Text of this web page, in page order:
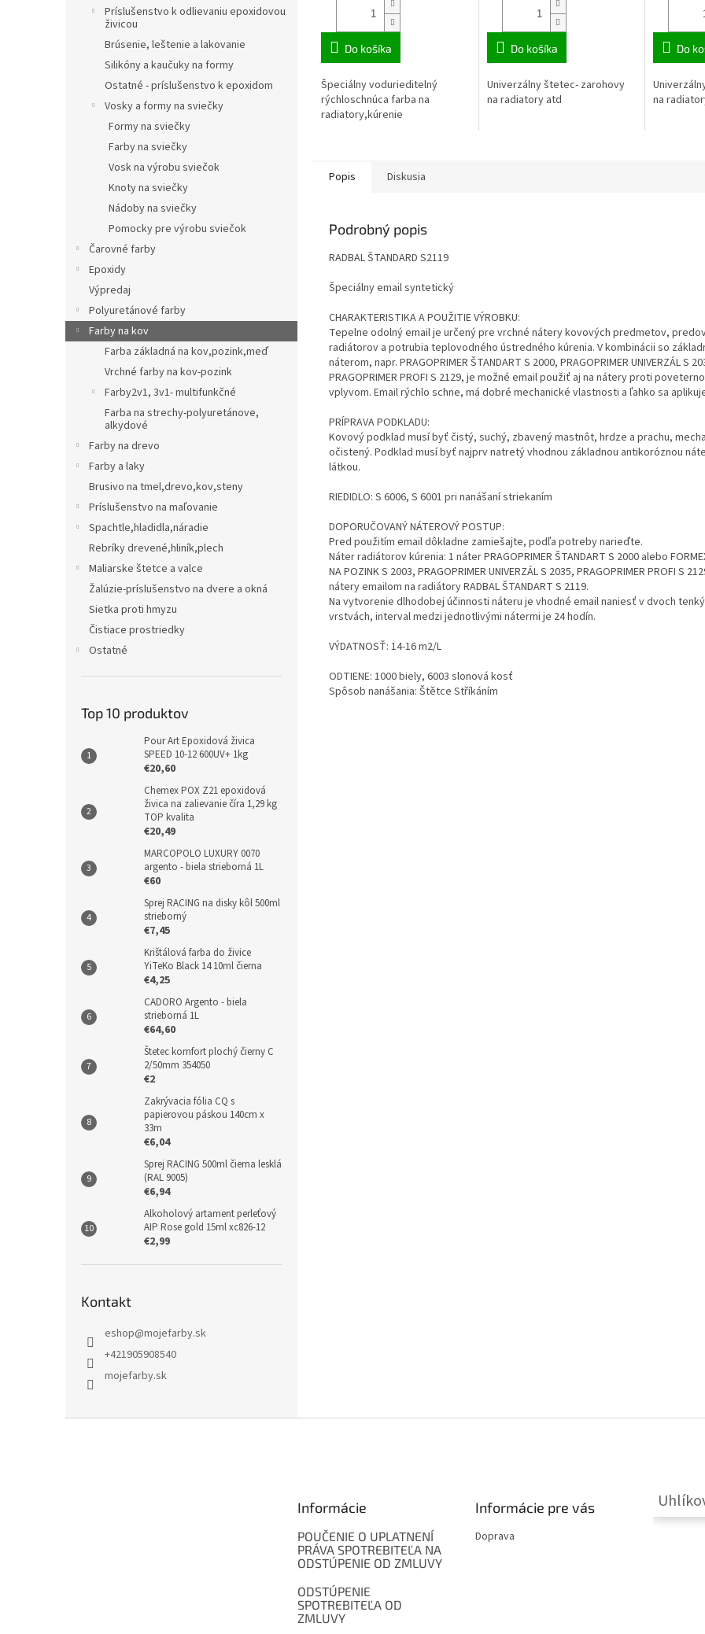
Príslušenstvo k odlievaniu epoxidovou
živicou
Brúsenie, leštenie a lakovanie
Silikóny a kaučuky na formy
Ostatné - príslušenstvo k epoxidom
Vosky a formy na sviečky
Formy na sviečky
Farby na sviečky
Vosk na výrobu sviečok
Knoty na sviečky
Nádoby na sviečky
Pomocky pre výrobu sviečok
Čarovné farby
Epoxidy
Výpredaj
Polyuretánové farby
Farby na kov
Farba základná na kov,pozink,meď
Vrchné farby na kov-pozink
Farby2v1, 3v1- multifunkčné
Farba na strechy-polyuretánove,
alkydové
Farby na drevo
Farby a laky
Brusivo na tmel,drevo,kov,steny
Príslušenstvo na maľovanie
Spachtle,hladidla,náradie
Rebríky drevené,hliník,plech
Maliarske štetce a valce
Žalúzie-príslušenstvo na dvere a okná
Sietka proti hmyzu
Čistiace prostriedky
Ostatné
Top 10 produktov
Pour Art Epoxidová živica
SPEED 10-12 600UV+ 1kg
€20,60
Chemex POX Z21 epoxidová
živica na zalievanie číra 1,29 kg
TOP kvalita
€20,49
MARCOPOLO LUXURY 0070
argento - biela strieborná 1L
€60
Sprej RACING na disky kôl 500ml
strieborný
€7,45
Krištálová farba do živice
YiTeKo Black 14 10ml čierna
€4,25
CADORO Argento - biela
strieborná 1L
€64,60
Štetec komfort plochý čierny C
2/50mm 354050
€2
Zakrývacia fólia CQ s
papierovou páskou 140cm x
33m
€6,04
Sprej RACING 500ml čierna lesklá
(RAL 9005)
€6,94
Alkoholový artament perleťový
AIP Rose gold 15ml xc826-12
€2,99
Kontakt
eshop@mojefarby.sk
+421905908540
mojefarby.sk
Do košíka
Špeciálny vodurieditelný
rýchloschnúca farba na
radiatory,kúrenie
Do košíka
Univerzálny štetec- zarohovy
na radiatory atd
Do
na
Popis Diskusia
Podrobný popis
RADBAL ŠTANDARD S2119
Špeciálny email syntetický
CHARAKTERISTIKA A POUŽITIE VÝROBKU:
Tepelne odolný email je určený pre vrchné nátery kovových predmetov,
radiátorov a potrubia teplovodného ústredného kúrenia. V kombinácii so
náterom, napr. PRAGOPRIMER ŠTANDART S 2000, PRAGOPRIMER UNIVERZÁL S
PRAGOPRIMER PROFI S 2129, je možné email použiť aj na nátery proti
vplyvom. Email rýchlo schne, má dobré mechanické vlastnosti a ľahko sa
PRÍPRAVA PODKLADU:
Kovový podklad musí byť čistý, suchý, zbavený mastnôt, hrdze a prachu,
očistený. Podklad musí byť najprv natretý vhodnou základnou antikoróznou
látkou.
RIEDIDLO: S 6006, S 6001 pri nanášaní striekaním
DOPORUČOVANÝ NÁTEROVÝ POSTUP:
Pred použitím email dôkladne zamiešajte, podľa potreby narieďte.
Náter radiátorov kúrenia: 1 náter PRAGOPRIMER ŠTANDART S 2000 alebo
NA POZINK S 2003, PRAGOPRIMER UNIVERZÁL S 2035, PRAGOPRIMER PROFI S
nátery emailom na radiátory RADBAL ŠTANDART S 2119.
Na vytvorenie dlhodobej účinnosti náteru je vhodné email naniesť v dvoch
vrstvách, interval medzi jednotlivými nátermi je 24 hodín.
VÝDATNOSŤ: 14-16 m2/L
ODTIENE: 1000 biely, 6003 slonová kosť
Spôsob nanášania: Štětce Stříkáním
Informácie
POUČENIE O UPLATNENÍ
PRÁVA SPOTREBITEĽA NA
ODSTÚPENIE OD ZMLUVY
ODSTÚPENIE
SPOTREBITEĽA OD
ZMLUVY
Informácie pre vás
Doprava